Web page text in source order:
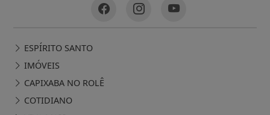
ESPÍRITO SANTO
IMÓVEIS
CAPIXABA NO ROLÊ
COTIDIANO